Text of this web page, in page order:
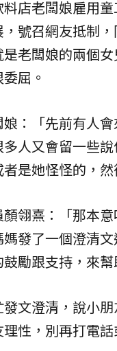
店老闆娘雇用
號召網友抵制
老闆娘的兩個
屈。
：「先前有人
多人又會留一些
是她怪怪的，然
翎熹：「那本
發了一個澄清
勵跟支持，來幫
文澄清，說小
性，別再打電話